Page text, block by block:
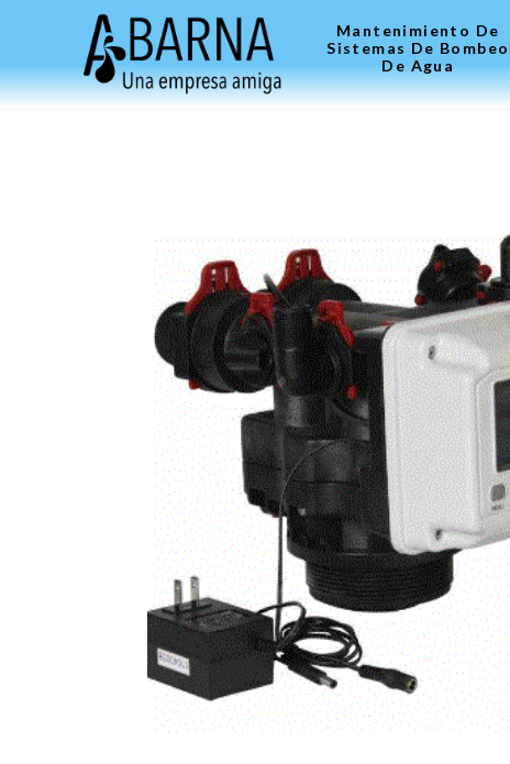
Mantenimiento De
Sistemas De Bombeo
De Agua